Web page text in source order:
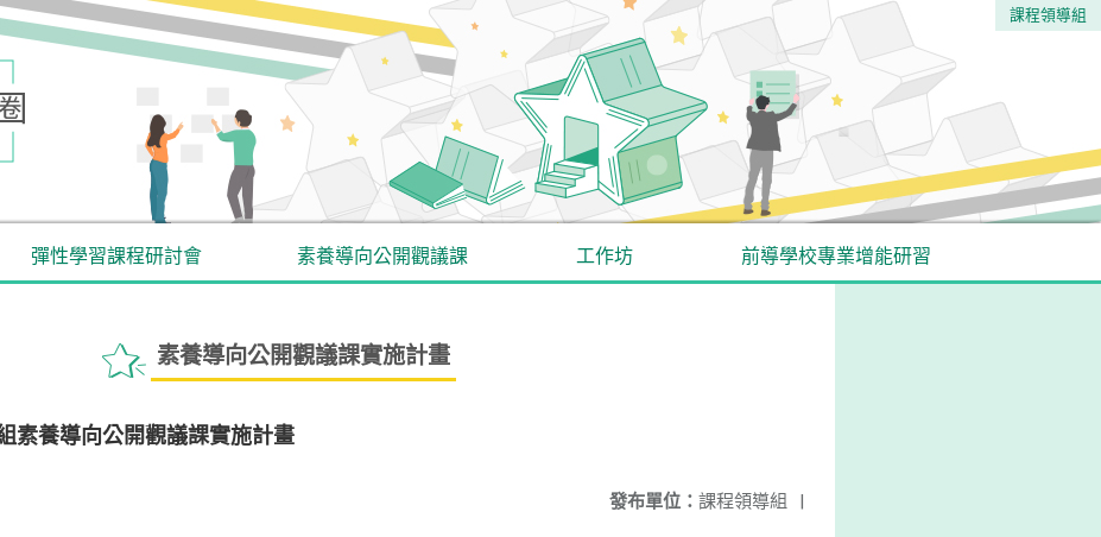
課程領導組
彈性學習課程研討會 素養導向公開觀議課 工作坊 前導學校專業增能研習
素養導向公開觀議課實施計畫
素養導向公開觀議課實施計畫
發布單位： 課程領導組 |